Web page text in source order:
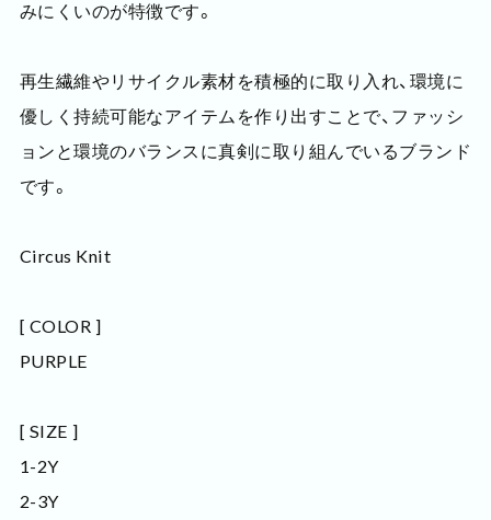
みにくいのが特徴です。
再生繊維やリサイクル素材を積極的に取り入れ、環境に
優しく持続可能なアイテムを作り出すことで、ファッシ
ョンと環境のバランスに真剣に取り組んでいるブランド
です。
Circus Knit
[ COLOR ]
PURPLE
[ SIZE ]
1-2Y
2-3Y